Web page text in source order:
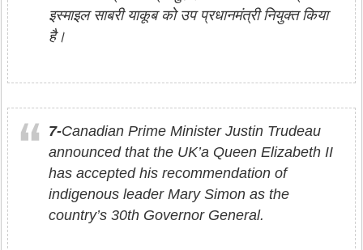
इस्माइल साबरी याकूब को उप प्रधानमंत्री नियुक्त किया
है।
7-Canadian Prime Minister Justin Trudeau
announced that the UK’a Queen Elizabeth II
has accepted his recommendation of
indigenous leader Mary Simon as the
country’s 30th Governor General.